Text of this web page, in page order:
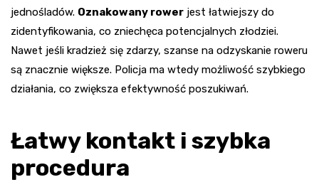
jednośladów. Oznakowany rower jest łatwiejszy do
zidentyfikowania, co zniechęca potencjalnych złodziei.
Nawet jeśli kradzież się zdarzy, szanse na odzyskanie roweru
są znacznie większe. Policja ma wtedy możliwość szybkiego
działania, co zwiększa efektywność poszukiwań.
Łatwy kontakt i szybka
procedura